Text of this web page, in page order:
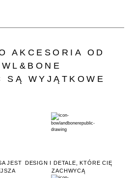
AKCESORIA OD
SĄ WYJĄTKOWE
JEST DESIGN I DETALE, KTÓRE CIĘ
ZACHWYCĄ